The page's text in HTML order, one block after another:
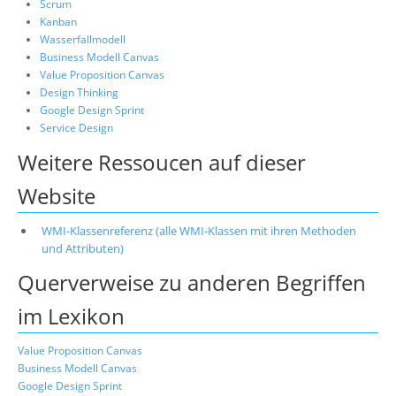
Scrum
Kanban
Wasserfallmodell
Business Modell Canvas
Value Proposition Canvas
Design Thinking
Google Design Sprint
Service Design
Weitere Ressoucen auf dieser
Website
WMI-Klassenreferenz (alle WMI-Klassen mit ihren Methoden
und Attributen)
Querverweise zu anderen Begriffen
im Lexikon
Value Proposition Canvas
Business Modell Canvas
Google Design Sprint